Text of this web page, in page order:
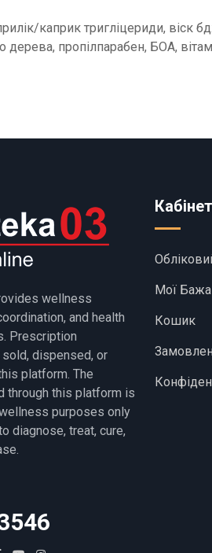
каприк тригліцериди, віск
дерева, пропілпарабен, БОА,
wellness
and health
Prescription
dispensed, or
platform. The
through this platform is
purposes only
diagnose, treat, cure,
Кабінет
Мої
Кошик